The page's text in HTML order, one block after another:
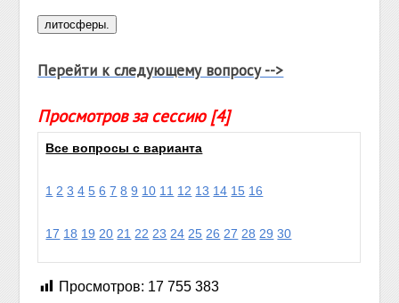
Перейти к следующему вопросу -->
Просмотров за сессию [4]
Все вопросы с варианта
1 2 3 4 5 6 7 8 9 10 11 12 13 14 15 16
17 18 19 20 21 22 23 24 25 26 27 28 29 30
Просмотров: 17 755 383